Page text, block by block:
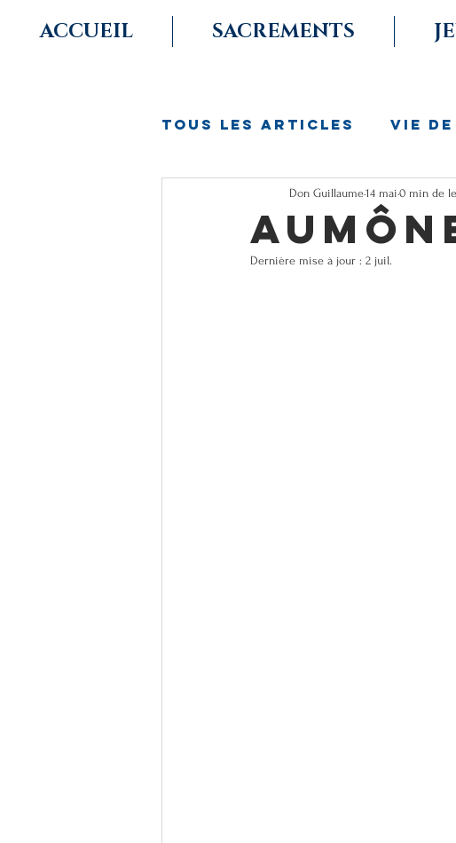
ACCUEIL SACREMENTS
Tous les ARTICLES VIE
Don Guillaume14 mai 0 min de
Dernière mise à jour : 2 juil.